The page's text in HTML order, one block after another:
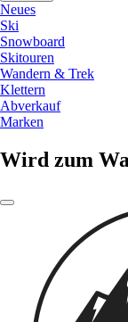
Neues
Ski
Snowboard
Skitouren
Wandern & Trek
Klettern
Abverkauf
Marken
Wird zum